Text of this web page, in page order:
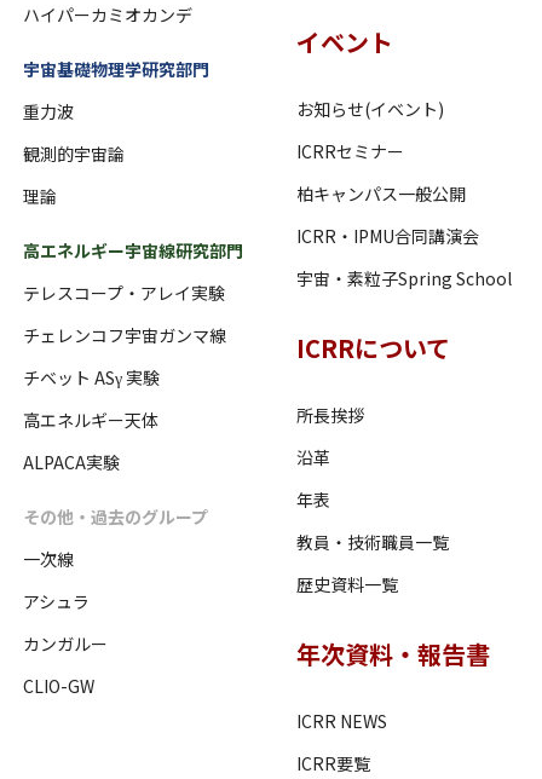
ハイパーカミオカンデ
宇宙基礎物理学研究部門
重力波
観測的宇宙論
理論
高エネルギー宇宙線研究部門
テレスコープ・アレイ実験
チェレンコフ宇宙ガンマ線
チベット ASγ 実験
高エネルギー天体
ALPACA実験
その他・過去のグループ
一次線
アシュラ
カンガルー
CLIO-GW
イベント
お知らせ(イベント)
ICRRセミナー
柏キャンパス一般公開
ICRR・IPMU合同講演会
宇宙・素粒子Spring School
ICRRについて
所長挨拶
沿革
年表
教員・技術職員一覧
歴史資料一覧
年次資料・報告書
ICRR NEWS
ICRR要覧